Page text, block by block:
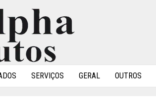
SERVIÇOS GERAL OUTROS